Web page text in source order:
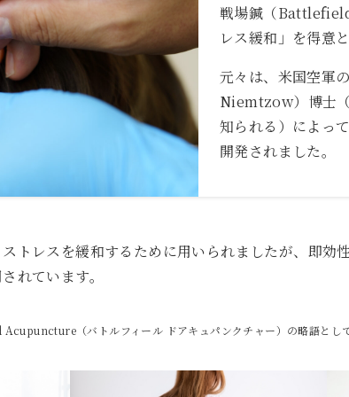
戦場鍼（
レス緩和」を得意
元々は、米国空軍
Niemtzow）博士
知られる）によっ
開発されました。
トレスを緩和するために用いられましたが、即効
れています。
（バトルフィール ドアキュパンクチャー）の略語とし